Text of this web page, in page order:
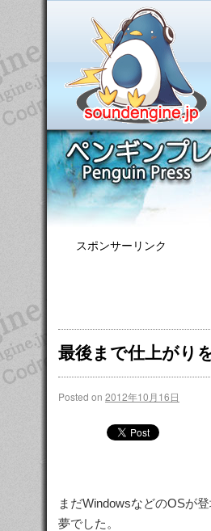
スポンサーリンク
最後まで仕上がり
Posted on 2012年10月16日
まだWindowsなどのOSが
夢でした。